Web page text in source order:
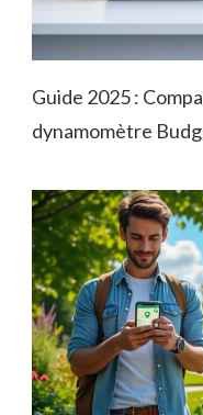
Guide 2025 :
dynamomètre